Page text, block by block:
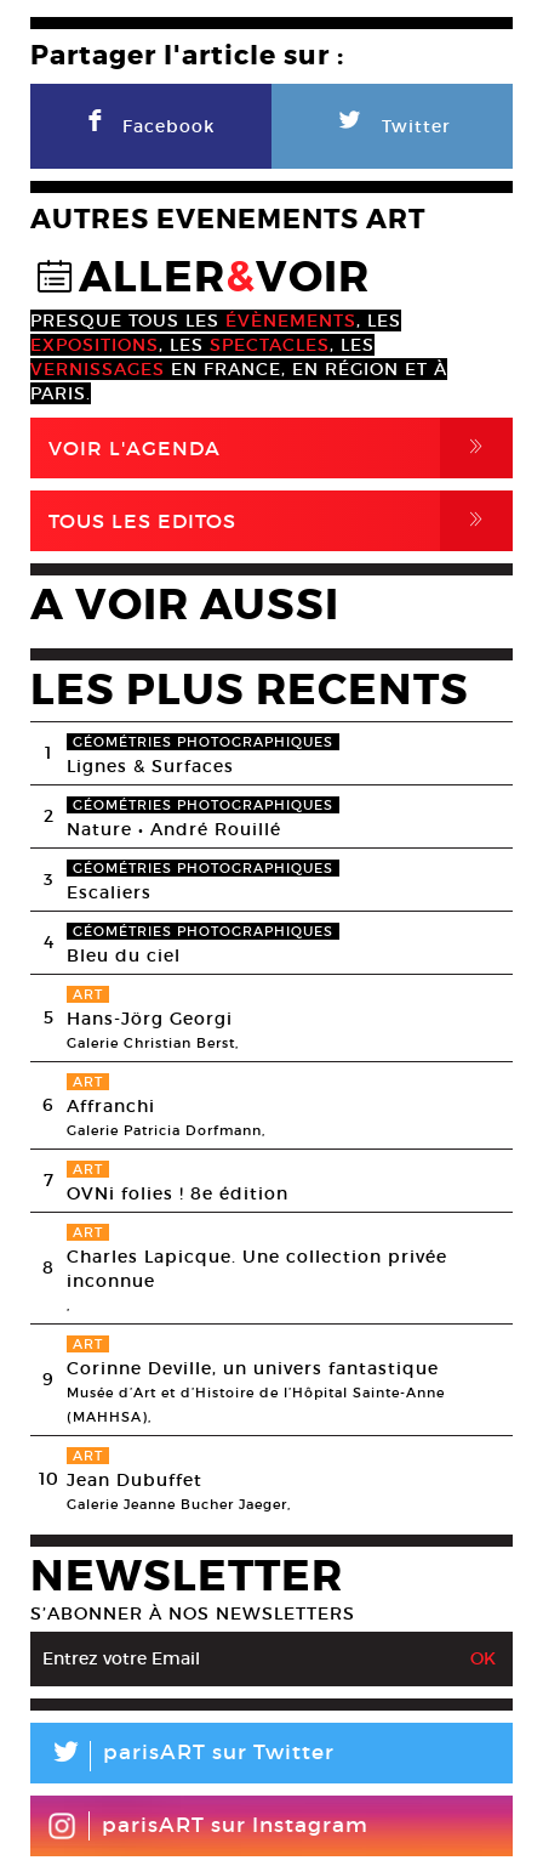
Partager l'article sur :
F Facebook L Twitter
AUTRES EVENEMENTS ART
@ALLER&VOIR
PRESQUE TOUS LES ÉVÈNEMENTS, LES
EXPOSITIONS, LES SPECTACLES, LES
VERNISSAGES EN FRANCE, EN RÉGION ET À
PARIS.
VOIR L'AGENDA ,
TOUS LES EDITOS ,
A VOIR AUSSI
LES PLUS RECENTS
1 GÉOMÉTRIES PHOTOGRAPHIQUES
Lignes & Surfaces
2 GÉOMÉTRIES PHOTOGRAPHIQUES
Nature • André Rouillé
3 GÉOMÉTRIES PHOTOGRAPHIQUES
Escaliers
4 GÉOMÉTRIES PHOTOGRAPHIQUES
Bleu du ciel
5
ART
Hans-Jörg Georgi
Galerie Christian Berst,
6
ART
Affranchi
Galerie Patricia Dorfmann,
7 ART
OVNi folies ! 8e édition
8
ART
Charles Lapicque. Une collection privée
inconnue
9
ART
Corinne Deville, un univers fantastique
Musée d’Art et d’Histoire de l’Hôpital Sainte-Anne
(MAHHSA),
10
ART
Jean Dubuffet
Galerie Jeanne Bucher Jaeger,
NEWSLETTER
S’ABONNER À NOS NEWSLETTERS
L parisART sur Twitter
parisART sur Instagram